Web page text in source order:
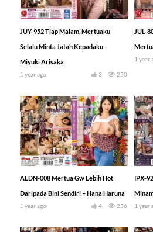
JUY-952 Tiap Malam, Mertuaku
Selalu Minta Jatah Kepadaku –
Miyuki Arisaka
1 year ago 250
3
JUL-
1 year
ALDN-008 Mertua Gw Lebih Hot
Daripada Bini Sendiri – Hana Haruna
1 year ago 236
4
IPX-
1 year